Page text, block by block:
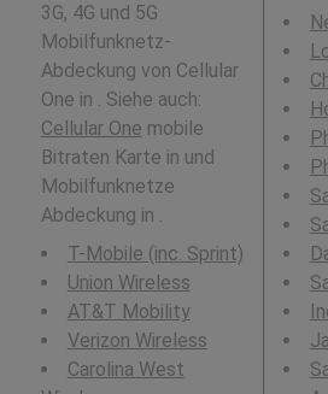
3G, 4G und 5G
Mobilfunknetz-
Abdeckung von Cellular
One in . Siehe auch:
Cellular One mobile
Bitraten Karte in und
Mobilfunknetze
Abdeckung in .
T-Mobile (inc. Sprint)
Union Wireless
AT&T Mobility
Verizon Wireless
Carolina West